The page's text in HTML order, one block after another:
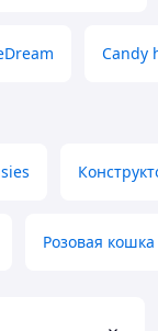
Candy
Розовая